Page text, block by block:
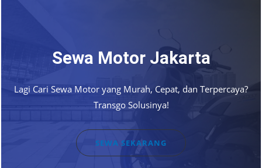
Sewa Motor Jakarta
Lagi Cari Sewa Motor yang Murah, Cepat, dan Terpercaya?
Transgo Solusinya!
SEWA SEKARANG